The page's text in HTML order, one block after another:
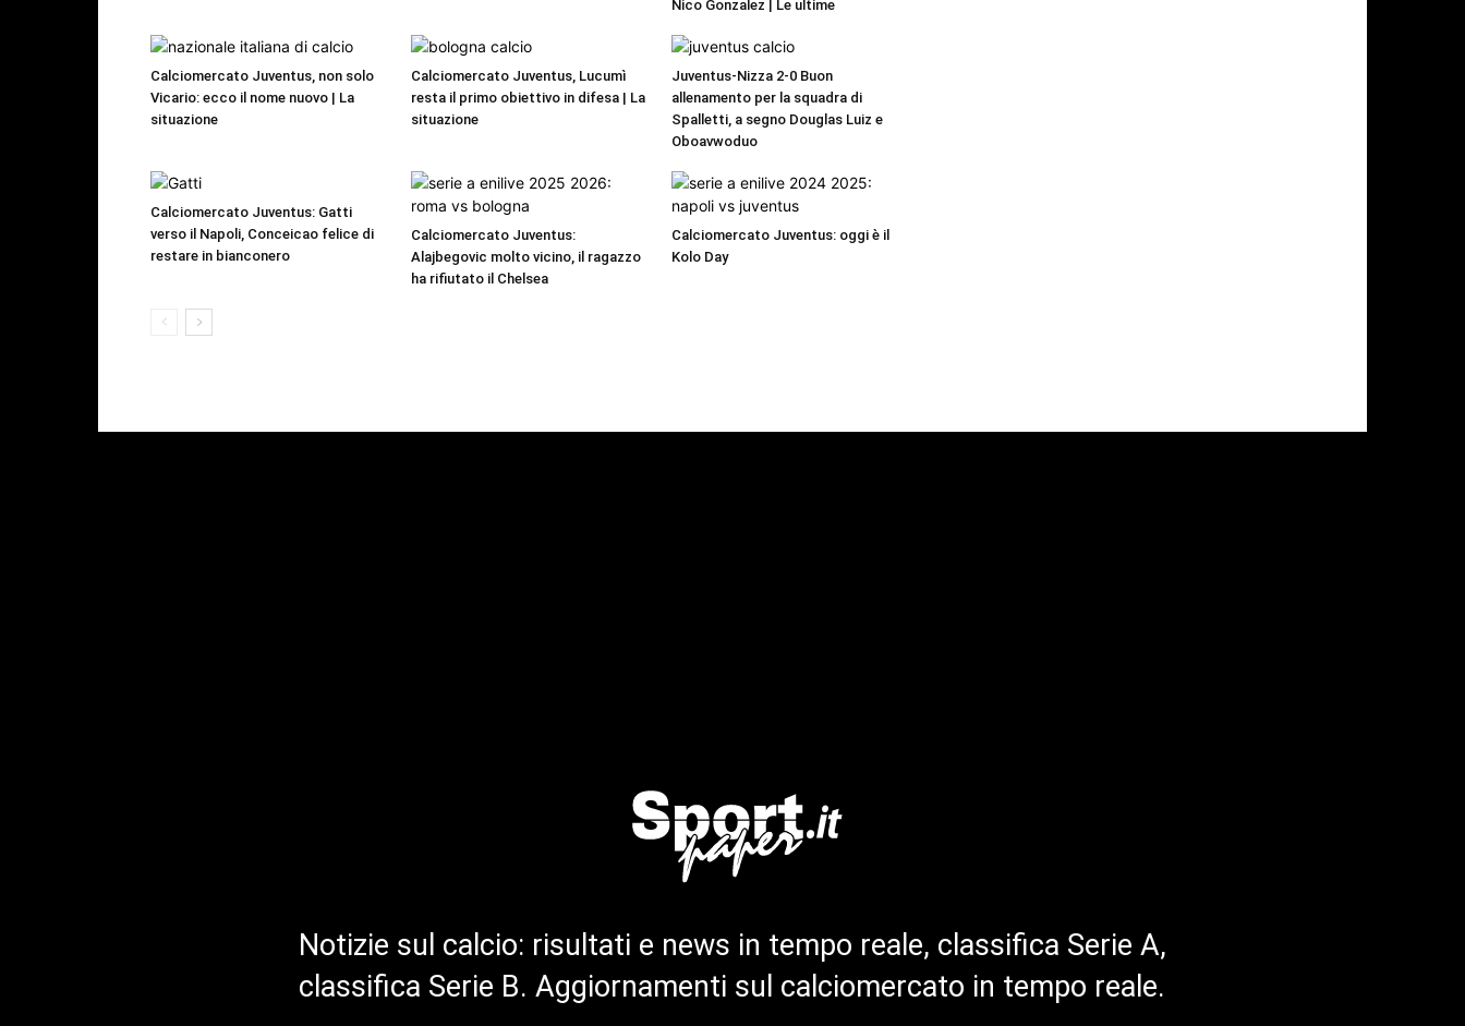
Nico Gonzalez | Le ultime
Calciomercato Juventus, non solo
Vicario: ecco il nome nuovo | La
situazione
Calciomercato Juventus, Lucumì
resta il primo obiettivo in difesa | La
situazione
Juventus-Nizza 2-0 Buon
allenamento per la squadra di
Spalletti, a segno Douglas Luiz e
Oboavwoduo
Calciomercato Juventus: Gatti
verso il Napoli, Conceicao felice di
restare in bianconero
Calciomercato Juventus:
Alajbegovic molto vicino, il ragazzo
ha rifiutato il Chelsea
Calciomercato Juventus: oggi è il
Kolo Day
Notizie sul calcio: risultati e news in tempo reale, classifica Serie A,
classifica Serie B. Aggiornamenti sul calciomercato in tempo reale.